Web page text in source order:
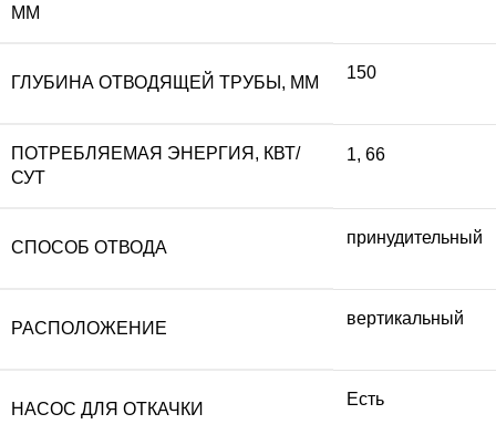
ММ
ГЛУБИНА ОТВОДЯЩЕЙ ТРУБЫ, ММ
150
ПОТРЕБЛЯЕМАЯ ЭНЕРГИЯ, КВТ/
СУТ
1, 66
СПОСОБ ОТВОДА
принудительный
РАСПОЛОЖЕНИЕ
вертикальный
НАСОС ДЛЯ ОТКАЧКИ
Есть